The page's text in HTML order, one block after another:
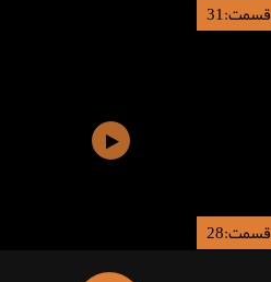
قسمت:31
قسمت:28